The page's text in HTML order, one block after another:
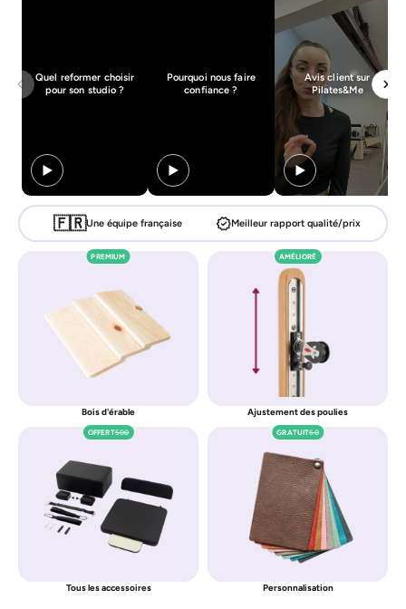
Quel reformer choisir
pour son studio ?
Pourquoi nous faire
confiance ?
Avis client sur
Pilates&Me
🇫🇷Une équipe française Meilleur rapport qualité/prix
PREMIUM
Bois d'érable
AMÉLIORÉ
Ajustement des poulies
OFFERT500
Tous les accessoires
GRATUIT60
Personnalisation